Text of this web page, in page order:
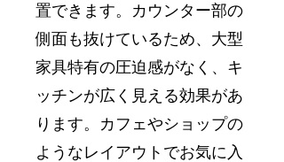
置できます。カウンター部の
側面も抜けているため、大型
家具特有の圧迫感がなく、キ
ッチンが広く見える効果があ
ります。カフェやショップの
ようなレイアウトでお気に入